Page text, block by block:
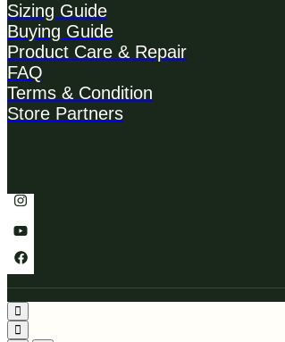
Sizing Guide
Buying Guide
Product Care & Repair
FAQ
Terms & Condition
Store Partners